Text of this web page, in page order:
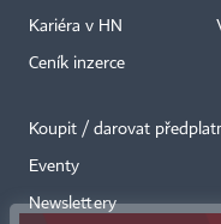
Kariéra v HN
Ceník inzerce
Koupit / darovat
Eventy
Newslettery